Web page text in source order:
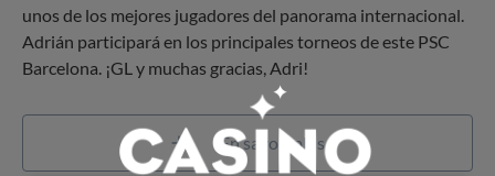
unos de los mejores jugadores del panorama internacional.
Adrián participará en los principales torneos de este PSC
Barcelona. ¡GL y muchas gracias, Adri!
En savoir plus